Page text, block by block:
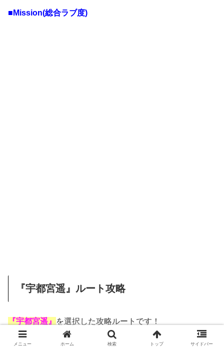
■Mission(総合ラブ度)
『宇都宮遥』ルート攻略
『宇都宮遥』 を選択した攻略ルートです！
メニュー ホーム 検索 トップ サイドバー